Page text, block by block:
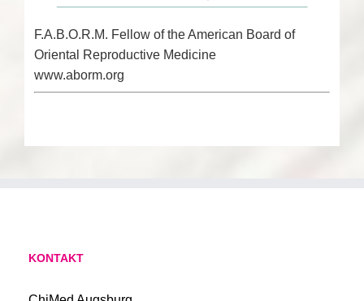
F.A.B.O.R.M. Fellow of the American Board of
Oriental Reproductive Medicine
www.aborm.org
KONTAKT